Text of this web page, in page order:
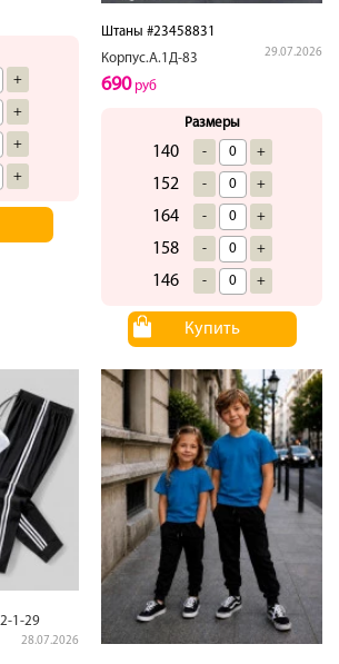
+
+
+
+
Штаны #23458831
Корпус.А.1Д-83
29.07.2026
690руб
Размеры
140 - +
152 - +
164 - +
158 - +
146 - +
Купить
2-1-29
28.07.2026